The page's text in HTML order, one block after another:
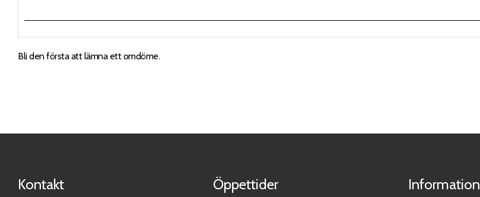
Bli den första att lämna ett omdöme.
Kontakt Öppettider Information